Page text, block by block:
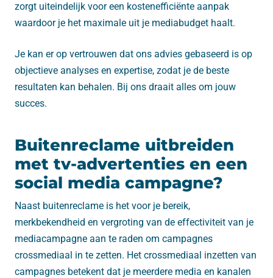
zorgt uiteindelijk voor een kostenefficiënte aanpak
waardoor je het maximale uit je mediabudget haalt.
Je kan er op vertrouwen dat ons advies gebaseerd is op
objectieve analyses en expertise, zodat je de beste
resultaten kan behalen. Bij ons draait alles om jouw
succes.
Buitenreclame uitbreiden
met tv-advertenties en een
social media campagne?
Naast buitenreclame is het voor je bereik,
merkbekendheid en vergroting van de effectiviteit van je
mediacampagne aan te raden om campagnes
crossmediaal in te zetten. Het crossmediaal inzetten van
campagnes betekent dat je meerdere media en kanalen